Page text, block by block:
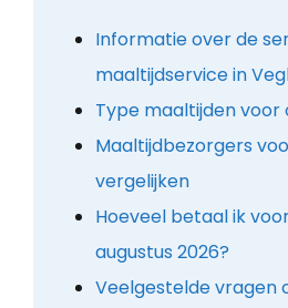
Informatie over de
maaltijdservice in
Type maaltijden voor
Maaltijdbezorgers
vergelijken
Hoeveel betaal ik
augustus 2026?
Veelgestelde vragen